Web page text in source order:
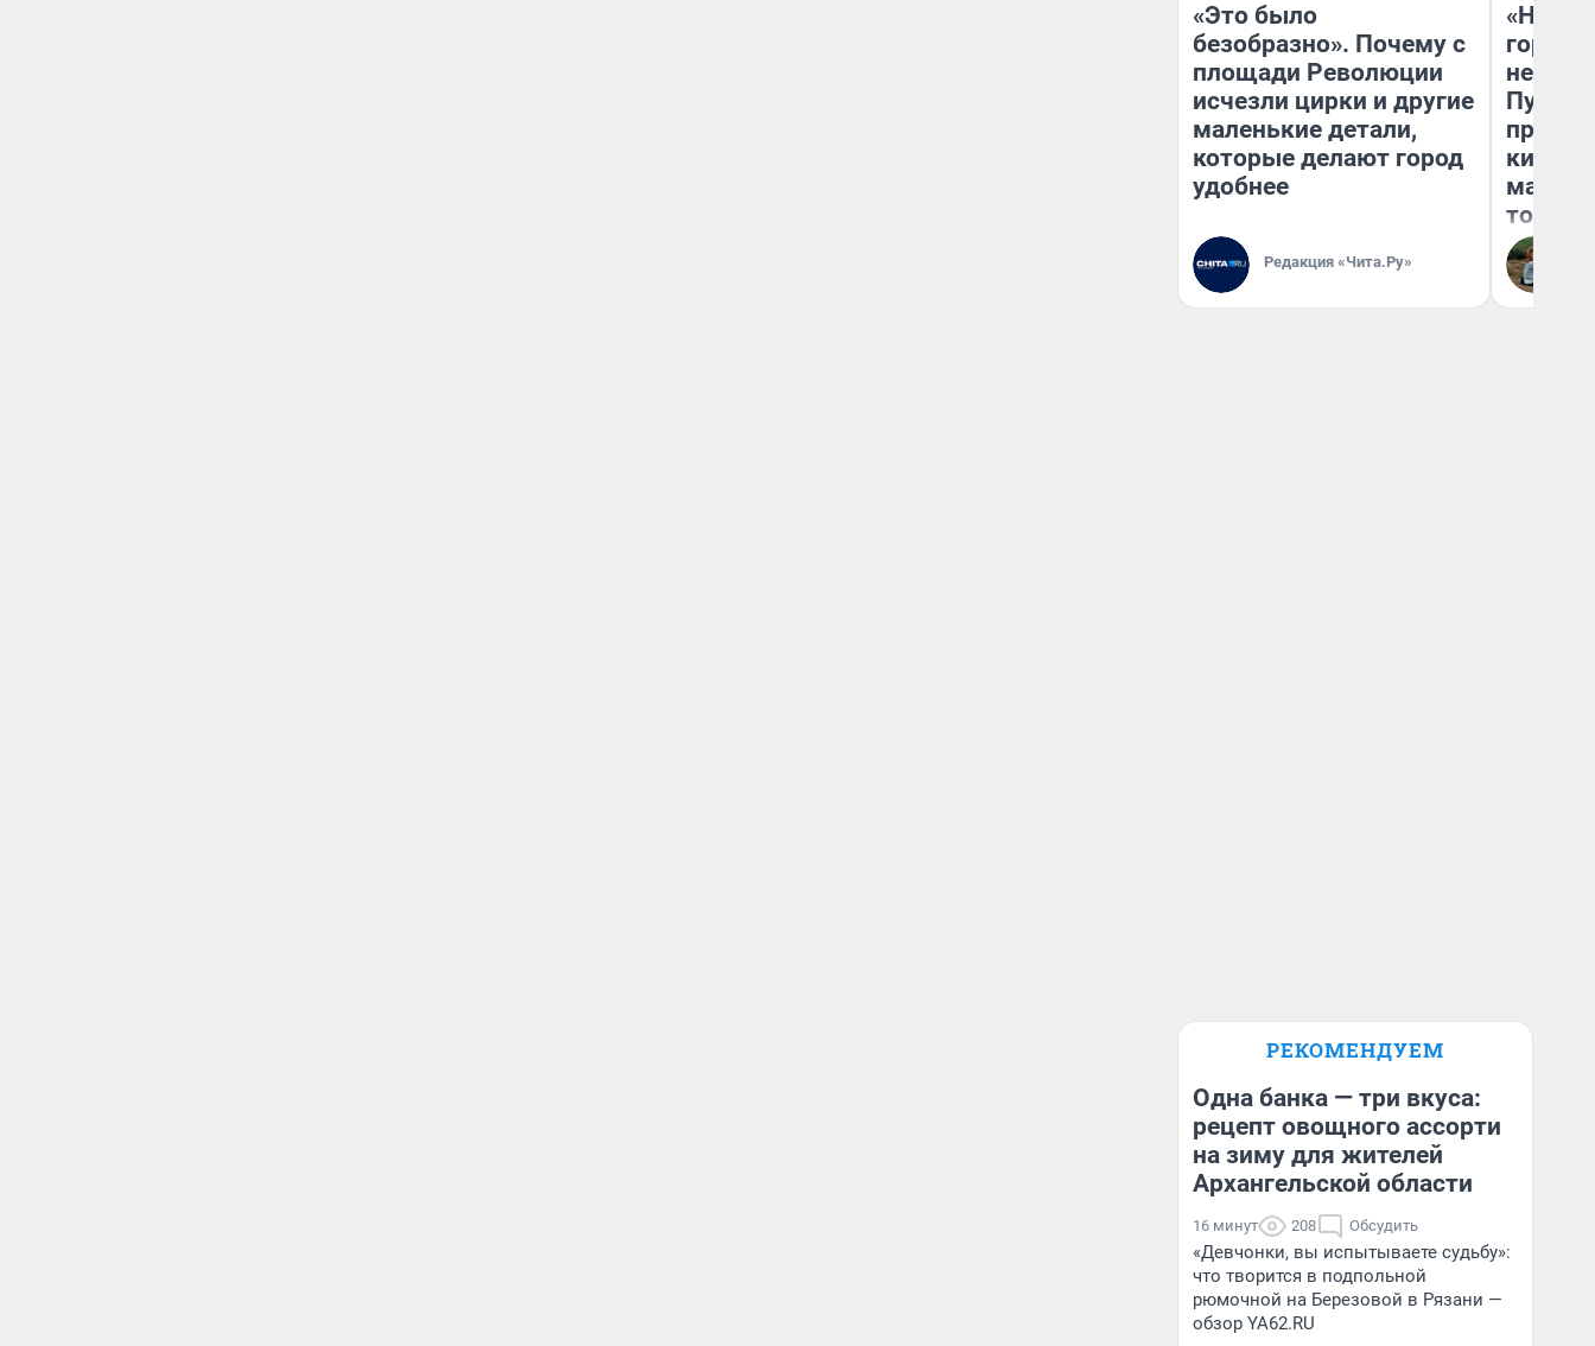
«Это было
безобразно». Почему с
площади Революции
исчезли цирки и другие
маленькие детали,
которые делают город
удобнее
Редакция «Чита.Ру»
«Нет
того
РЕКОМЕНДУЕМ
Одна банка — три вкуса:
рецепт овощного ассорти
на зиму для жителей
Архангельской области
16 минут 208 Обсудить
«Девчонки, вы испытываете судьбу»:
что творится в подпольной
рюмочной на Березовой в Рязани —
обзор YA62.RU